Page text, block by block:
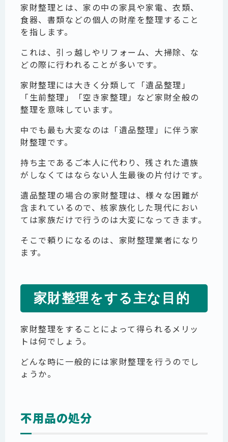
家財整理とは、家の中の家具や家電、衣類、
食器、書類などの個人の財産を整理すること
を指します。
これは、引っ越しやリフォーム、大掃除、な
どの際に行われることが多いです。
家財整理には大きく分類して「遺品整理」
「生前整理」「空き家整理」など家財全般の
整理を意味しています。
中でも最も大変なのは「遺品整理」に伴う家
財整理です。
持ち主であるご本人に代わり、残された遺族
がしなくてはならない人生最後の片付けです。
遺品整理の場合の家財整理は、様々な困難が
含まれているので、核家族化した現代におい
ては家族だけで行うのは大変になってきます。
そこで頼りになるのは、家財整理業者になり
ます。
家財整理をする主な目的
家財整理をすることによって得られるメリッ
トは何でしょう。
どんな時に一般的には家財整理を行うのでし
ょうか。
不用品の処分